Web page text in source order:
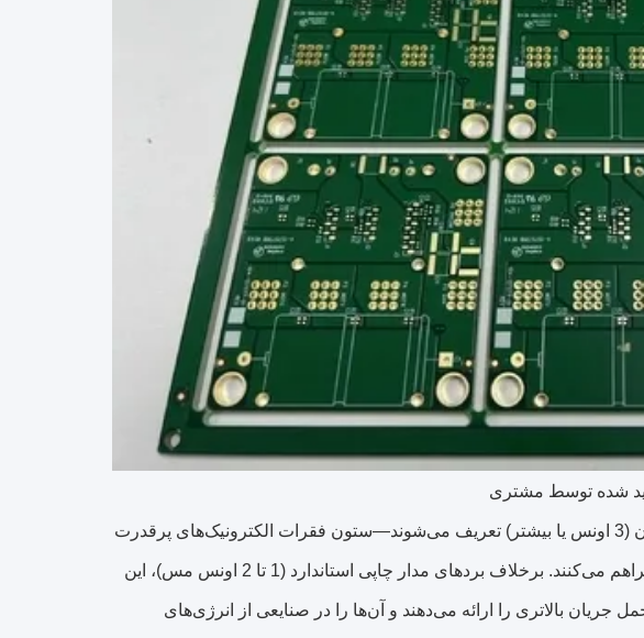
شده توسط مشتری
بردهای مدار چاپی مسی سنگین—که با لایه‌های مسی ضخیم‌شان (3 اونس یا بیشتر) تعریف می‌شوند—ستون فقرات الکترونیک‌های پرقدرت
هستند و امکان انتقال جریان‌های بزرگ را در طرح‌های فشرده فراهم می‌کنند. برخلاف بردهای مدار چاپی استاندارد (1 تا 2 اونس مس)، این
بالاتری را ارائه می‌دهند و آن‌ها را در صنایعی از انرژی‌های